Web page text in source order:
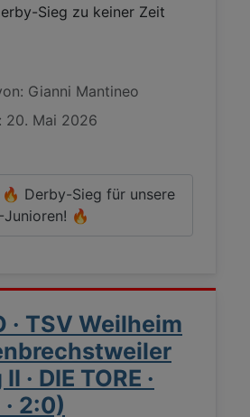
Sieg zu keiner Zeit
Gianni Mantineo
20. Mai 2026
Derby-Sieg für unsere
Junioren! 🔥
· TSV Weilheim
· DIE TORE ·
2:0)